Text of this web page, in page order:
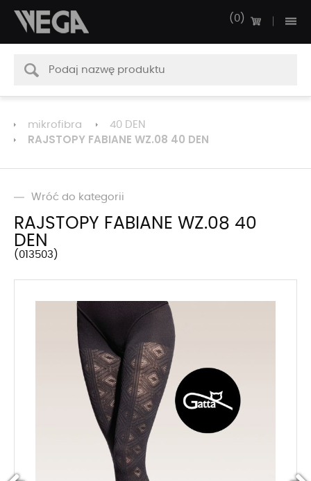
0
mikrofibra 40 DEN
RAJSTOPY FABIANE WZ.08 40 DEN
Wróć do kategorii
RAJSTOPY FABIANE WZ.08 40
DEN
013503